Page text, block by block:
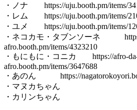
・ノナ https://uju.booth.pm/items/
・レム https://uju.booth.pm/items/
・ユメ https://uju.booth.pm/items/
・ネコカモ・タブンソーネ
afro.booth.pm/items/4323210
・もにもに・コニカ https://afro-
afro.booth.pm/items/3647688
・あのん https://
・マヌカちゃん
・カリンちゃん